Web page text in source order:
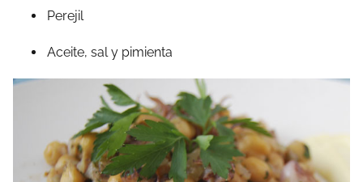
Perejil
Aceite, sal y pimienta